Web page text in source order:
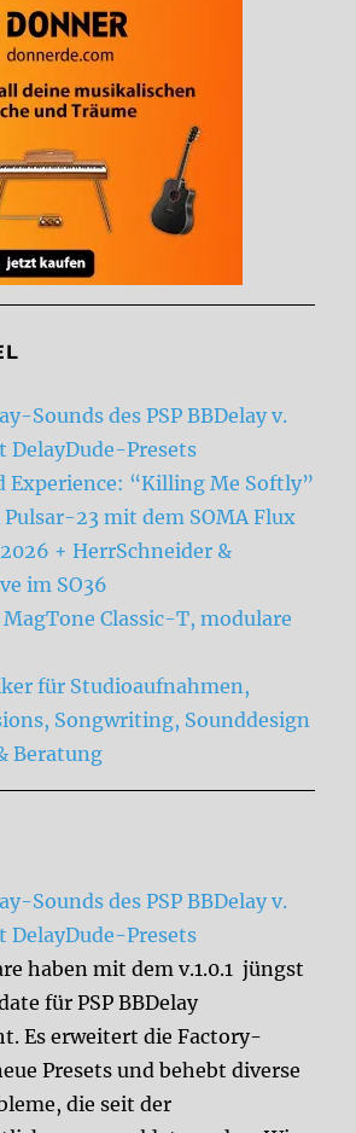
Sounds des PSP BBDelay v.
DelayDude-Presets
Experience: “Killing Me Softly”
Pulsar-23 mit dem SOMA Flux
+ HerrSchneider &
im SO36
Classic-T, modulare
für Studioaufnahmen,
Songwriting, Sounddesign
Beratung
Sounds des PSP BBDelay v.
DelayDude-Presets
haben mit dem v.1.0.1 jüngst
für PSP BBDelay
Es erweitert die Factory-
Presets und behebt diverse
die seit der